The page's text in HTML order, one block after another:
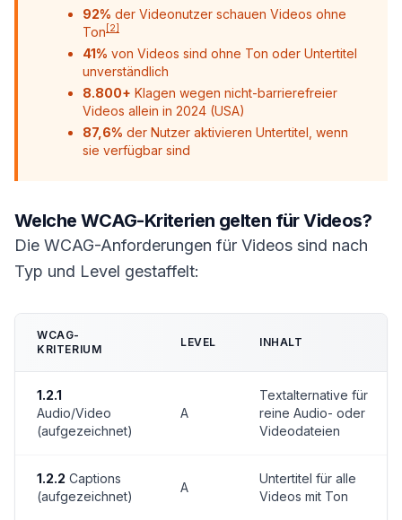
92% der Videonutzer schauen Videos ohne
Ton [2]
41% von Videos sind ohne Ton oder Untertitel
unverständlich
8.800+ Klagen wegen nicht-barrierefreier
Videos allein in 2024 (USA)
87,6% der Nutzer aktivieren Untertitel, wenn
sie verfügbar sind
Welche WCAG-Kriterien gelten für Videos?
Die WCAG-Anforderungen für Videos sind nach
Typ und Level gestaffelt:
WCAG-
KRITERIUM
LEVEL INHALT
1.2.1
Audio/Video
(aufgezeichnet)
A
Textalternative für
reine Audio- oder
Videodateien
1.2.2 Captions
(aufgezeichnet)
A
Untertitel für alle
Videos mit Ton